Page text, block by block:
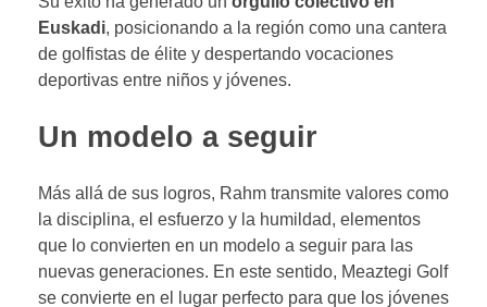
Euskadi, posicionando a la región como una cantera
de golfistas de élite y despertando vocaciones
deportivas entre niños y jóvenes.
Un modelo a seguir
Más allá de sus logros, Rahm transmite valores como
la disciplina, el esfuerzo y la humildad, elementos
que lo convierten en un modelo a seguir para las
nuevas generaciones. En este sentido, Meaztegi Golf
se convierte en el lugar perfecto para que los jóvenes